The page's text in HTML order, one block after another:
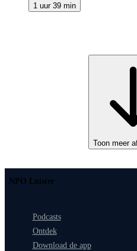
1 uur 39 min
Toon meer
NPO Luister
Podcasts
Ontdek
Download de app